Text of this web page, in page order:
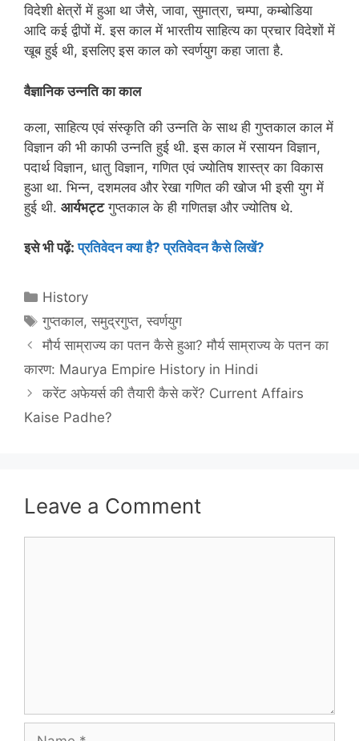
विदेशी क्षेत्रों में हुआ था जैसे, जावा, सुमात्रा, चम्पा, कम्बोडिया
आदि कई द्वीपों में. इस काल में भारतीय साहित्य का प्रचार विदेशों में
खूब हुई थी, इसलिए इस काल को स्वर्णयुग कहा जाता है.
वैज्ञानिक उन्नति का काल
कला, साहित्य एवं संस्कृति की उन्नति के साथ ही गुप्तकाल काल में
विज्ञान की भी काफी उन्नति हुई थी. इस काल में रसायन विज्ञान,
पदार्थ विज्ञान, धातु विज्ञान, गणित एवं ज्योतिष शास्त्र का विकास
हुआ था. भिन्न, दशमलव और रेखा गणित की खोज भी इसी युग में
हुई थी. आर्यभट्टगुप्तकाल के ही गणितज्ञ और ज्योतिष थे.
इसे भी पढ़ें:प्रतिवेदन क्या है? प्रतिवेदन कैसे लिखें?
Categories
History
Tags
गुप्तकाल,समुद्रगुप्त,स्वर्णयुग
मौर्य साम्राज्य का पतन कैसे हुआ? मौर्य साम्राज्य के पतन का
कारण: Maurya Empire History in Hindi
करेंट अफेयर्स की तैयारी कैसे करें? Current Affairs
Kaise Padhe?
Leave a Comment
Name